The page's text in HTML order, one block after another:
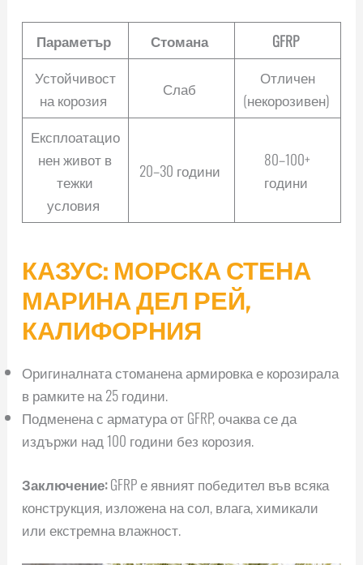
Параметър Стомана
GFRP
Устойчивост
на корозия
Слаб
Отличен
(некорозивен)
Експлоатацио
нен живот в
тежки
условия
20–30 години
80–100+
години
КАЗУС: МОРСКА СТЕНА
МАРИНА ДЕЛ РЕЙ,
КАЛИФОРНИЯ
Оригиналната стоманена армировка е корозирала
в рамките на 25 години.
Подменена с арматура от GFRP, очаква се да
издържи над 100 години без корозия.
Заключение:GFRP е явният победител във всяка
конструкция, изложена на сол, влага, химикали
или екстремна влажност.